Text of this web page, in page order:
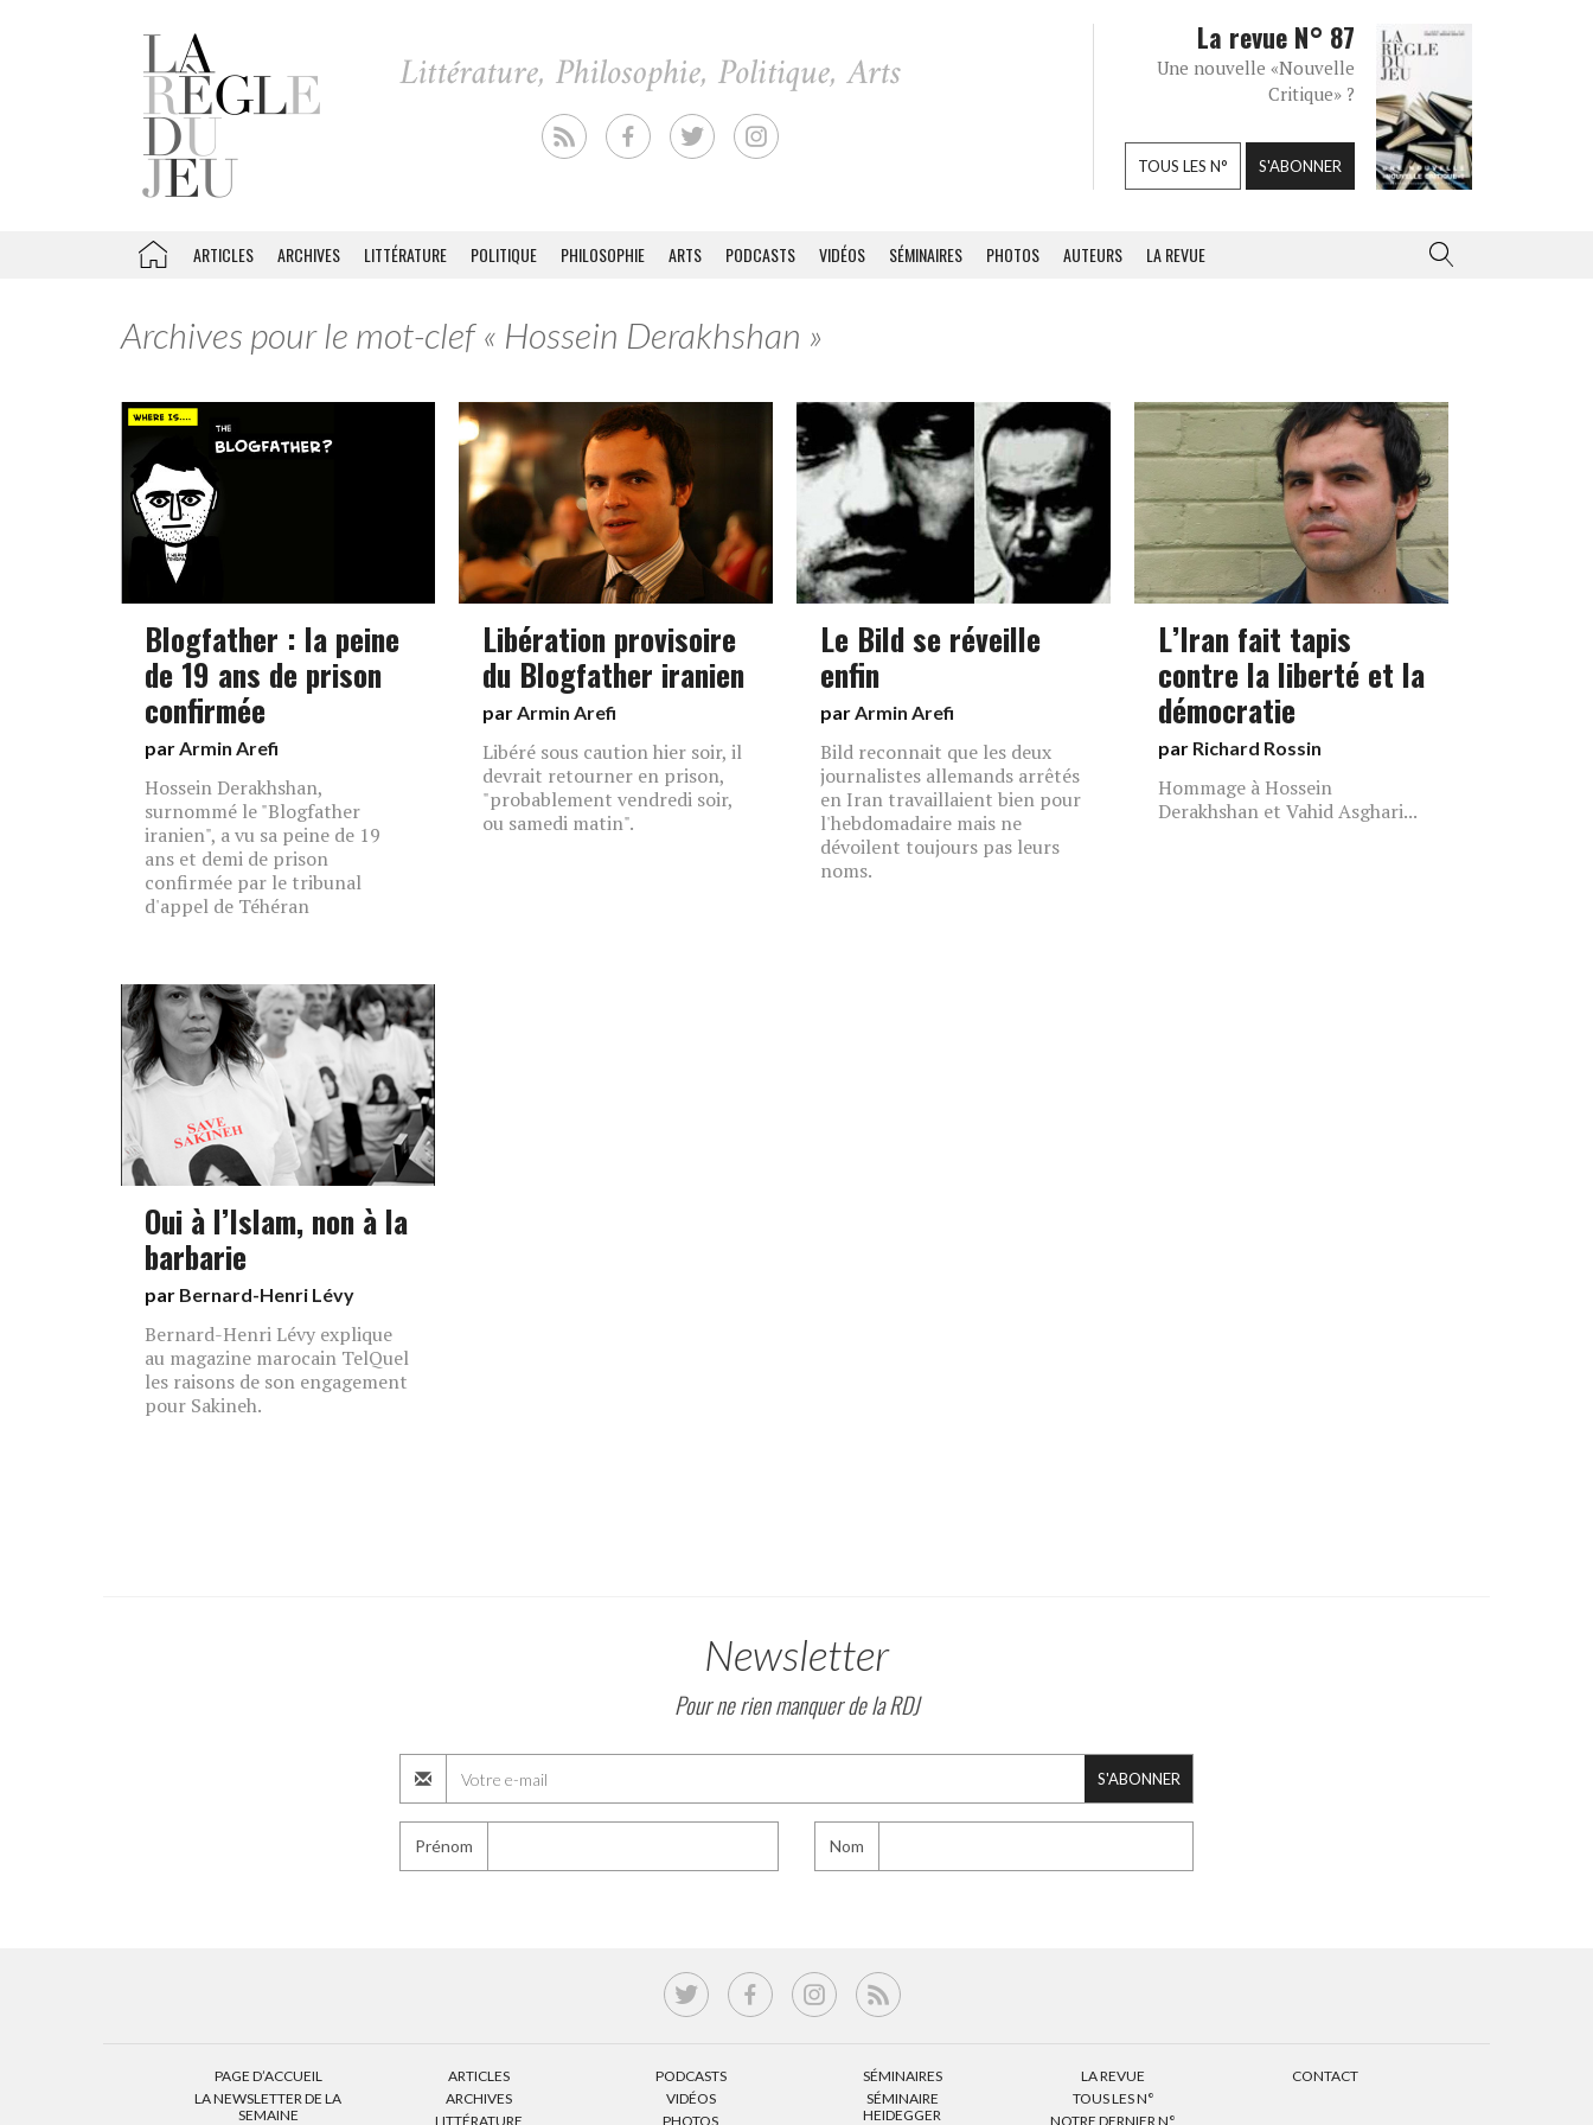
La revue N° 87
Une nouvelle «Nouvelle
Critique» ?
TOUS LES N° S'ABONNER
ARTICLES ARCHIVES LITTÉRATURE POLITIQUE PHILOSOPHIE ARTS PODCASTS VIDÉOS SÉMINAIRES PHOTOS AUTEURS LA REVUE
Archives pour le mot-clef « Hossein Derakhshan »
Blogfather : la peine
de 19 ans de prison
confirmée
parArmin Arefi
Hossein Derakhshan,
surnommé le "Blogfather
iranien", a vu sa peine de 19
ans et demi de prison
confirmée par le tribunal
d'appel de Téhéran
Libération provisoire
du Blogfather iranien
parArmin Arefi
Libéré sous caution hier soir, il
devrait retourner en prison,
"probablement vendredi soir,
ou samedi matin".
Le Bild se réveille
enfin
parArmin Arefi
Bild reconnait que les deux
journalistes allemands arrêtés
en Iran travaillaient bien pour
l'hebdomadaire mais ne
dévoilent toujours pas leurs
noms.
L’Iran fait tapis
contre la liberté et la
démocratie
par Richard Rossin
Hommage à Hossein
Derakhshan et Vahid Asghari...
Oui à l’Islam, non à la
barbarie
par Bernard-Henri Lévy
Bernard-Henri Lévy explique
au magazine marocain TelQuel
les raisons de son engagement
pour Sakineh.
Newsletter
Pour ne rien manquer de la RDJ
S'ABONNER
Prénom Nom
PAGE D’ACCUEIL
LA NEWSLETTER DE LA
SEMAINE
ARTICLES
ARCHIVES
LITTÉRATURE
PODCASTS
VIDÉOS
PHOTOS
SÉMINAIRES
SÉMINAIRE
HEIDEGGER
LA REVUE
TOUS LES N°
NOTRE DERNIER N°
CONTACT